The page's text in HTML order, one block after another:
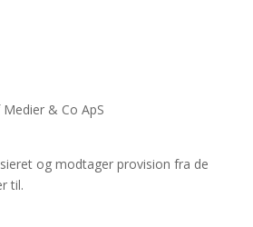
& Co ApS
og modtager provision fra de
til.